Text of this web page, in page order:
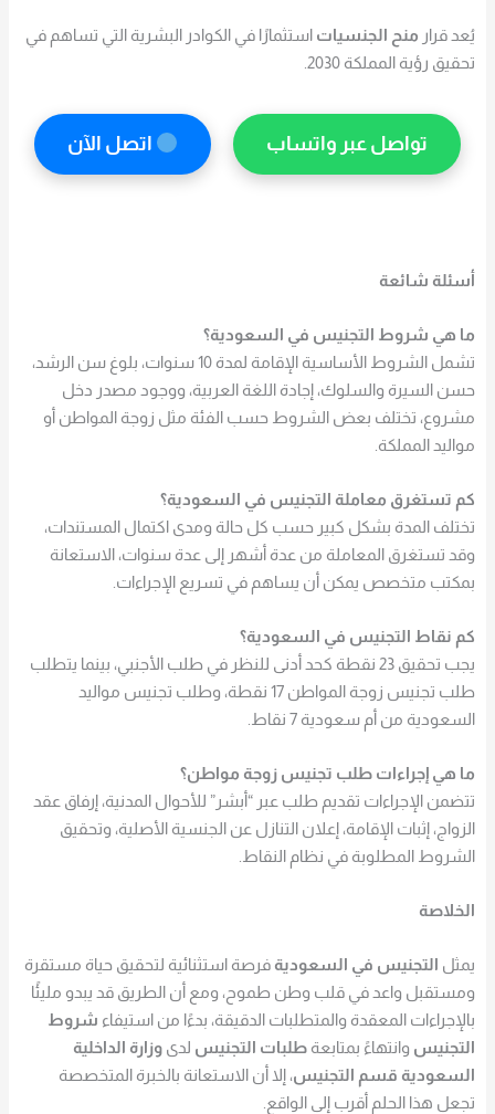
يُعد قرار منح الجنسيات استثمارًا في الكوادر البشرية التي تساهم في
تحقيق رؤية المملكة 2030.
تواصل عبر واتساب اتصل الآن
أسئلة شائعة
ما هي شروط التجنيس في السعودية؟
تشمل الشروط الأساسية الإقامة لمدة 10 سنوات، بلوغ سن الرشد،
حسن السيرة والسلوك، إجادة اللغة العربية، ووجود مصدر دخل
مشروع، تختلف بعض الشروط حسب الفئة مثل زوجة المواطن أو
مواليد المملكة.
كم تستغرق معاملة التجنيس في السعودية؟
تختلف المدة بشكل كبير حسب كل حالة ومدى اكتمال المستندات،
وقد تستغرق المعاملة من عدة أشهر إلى عدة سنوات، الاستعانة
بمكتب متخصص يمكن أن يساهم في تسريع الإجراءات.
كم نقاط التجنيس في السعودية؟
يجب تحقيق 23 نقطة كحد أدنى للنظر في طلب الأجنبي، بينما يتطلب
طلب تجنيس زوجة المواطن 17 نقطة، وطلب تجنيس مواليد
السعودية من أم سعودية 7 نقاط.
ما هي إجراءات طلب تجنيس زوجة مواطن؟
تتضمن الإجراءات تقديم طلب عبر “أبشر” للأحوال المدنية، إرفاق عقد
الزواج، إثبات الإقامة، إعلان التنازل عن الجنسية الأصلية، وتحقيق
الشروط المطلوبة في نظام النقاط.
الخلاصة
يمثل التجنيس في السعودية فرصة استثنائية لتحقيق حياة مستقرة
ومستقبل واعد في قلب وطن طموح، ومع أن الطريق قد يبدو مليئًا
بالإجراءات المعقدة والمتطلبات الدقيقة، بدءًا من استيفاء شروط
التجنيس وانتهاءً بمتابعةطلبات التجنيس لدىوزارة الداخلية
السعودية قسم التجنيس، إلا أن الاستعانة بالخبرة المتخصصة
تجعل هذا الحلم أقرب إلى الواقع.